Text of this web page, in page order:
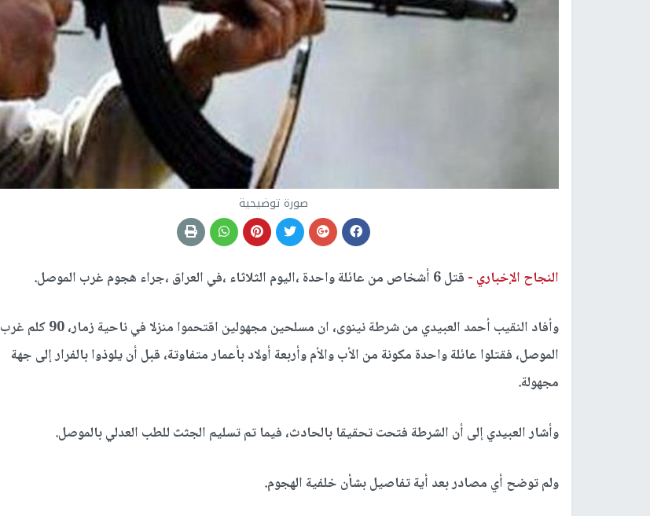
صورة توضيحية
النجاح الإخباري - قتل 6 أشخاص من عائلة واحدة ،اليوم الثلاثاء ،في العراق ،جراء هجوم غرب الموصل.
وأفاد النقيب أحمد العبيدي من شرطة نينوى، ان مسلحين مجهولين اقتحموا منزلا في ناحية زمار، 90 كلم غرب
الموصل، فقتلوا عائلة واحدة مكونة من الأب والأم وأربعة أولاد بأعمار متفاوتة، قبل أن يلوذوا بالفرار إلى جهة
مجهولة.
وأشار العبيدي إلى أن الشرطة فتحت تحقيقا بالحادث، فيما تم تسليم الجثث للطب العدلي بالموصل.
ولم توضح أي مصادر بعد أية تفاصيل بشأن خلفية الهجوم.